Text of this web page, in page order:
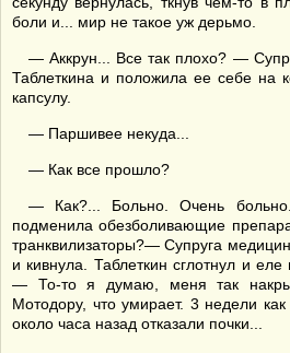
боли и... мир не такое уж дерьмо.
— Аккрун... Все так плохо? —
Таблеткина и положила ее себе на
капсулу.
— Паршивее некуда...
— Как все прошло?
— Как?... Больно. Очень
подменила обезболивающие
транквилизаторы?— Супруга
и кивнула. Таблеткин сглотнул и
— То-то я думаю, меня так
Мотодору, что умирает. 3 недели
около часа назад отказали почки...